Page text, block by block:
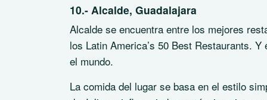
10.- Alcalde, Guadalajara
Alcalde se encuentra entre los mejores
los Latin America’s 50 Best Restaurants.
el mundo.
La comida del lugar se basa en el estilo